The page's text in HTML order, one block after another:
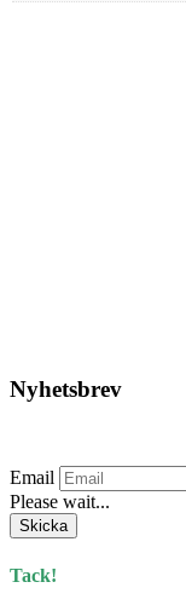
Nyhetsbrev
Email
Please wait...
Skicka
Tack!